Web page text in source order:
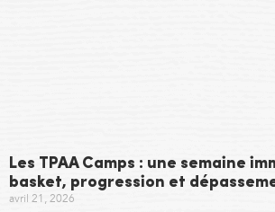
Les TPAA Camps : une semaine
basket, progression et
avril 21, 2026